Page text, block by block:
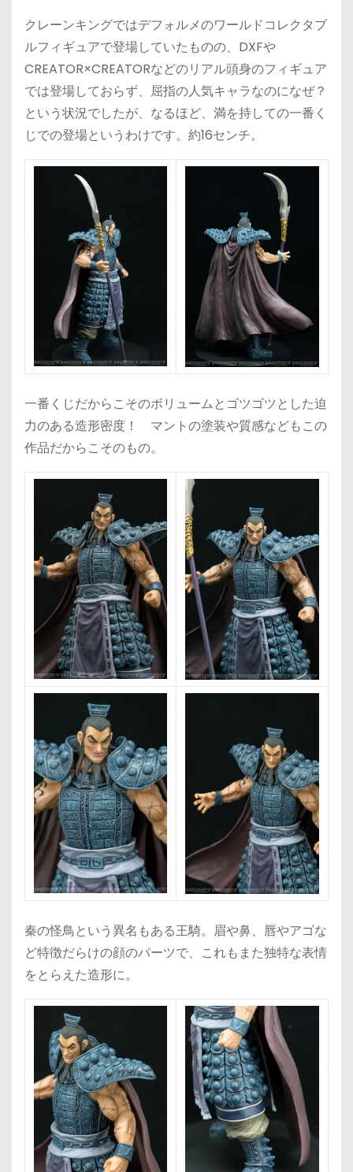
クレーンキングではデフォルメのワールドコレクタブ
ルフィギュアで登場していたものの、DXFや
CREATOR×CREATORなどのリアル頭身のフィギュア
では登場しておらず、屈指の人気キャラなのになぜ？
という状況でしたが、なるほど、満を持しての一番く
じでの登場というわけです。約16センチ。
一番くじだからこそのボリュームとゴツゴツとした迫
力のある造形密度！ マントの塗装や質感などもこの
作品だからこそのもの。
秦の怪鳥という異名もある王騎。眉や鼻、唇やアゴな
ど特徴だらけの顔のパーツで、これもまた独特な表情
をとらえた造形に。